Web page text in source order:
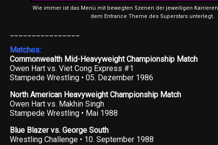
Wie immer ist das Menü mit bewegten Szenen der jeweiligen
dem Entrance Theme des Superstars unterlegt.
Matches:
Commonwealth Mid-Heavyweight Championship Match
Owen Hart vs. Viet Cong Express #1
Stampede Wrestling • 05. Dezember 1986
North American Heavyweight Championship Match
Owen Hart vs. Makhin Singh
Stampede Wrestling • Mai 1988
Blue Blazer vs. George South
Wrestling Challenge • 10. September 1988